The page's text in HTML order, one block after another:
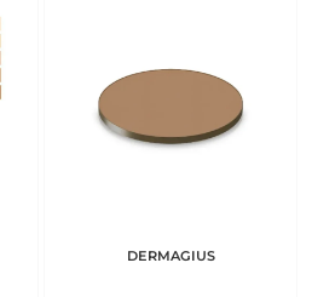
DERMAGIUS